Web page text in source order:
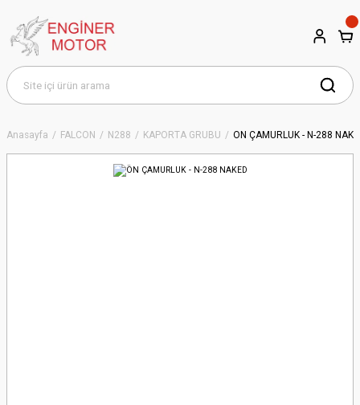
Anasayfa FALCON N288 KAPORTA GRUBU ÖN ÇAMURLUK - N-288